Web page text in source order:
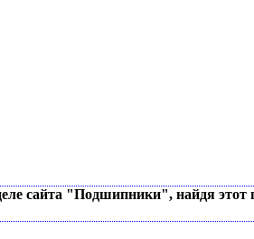
Монино, Ивантеевка,
LQY, DPI, BSN, SPZ, РФ, BMZ,
сайта "Подшипники", найдя этот